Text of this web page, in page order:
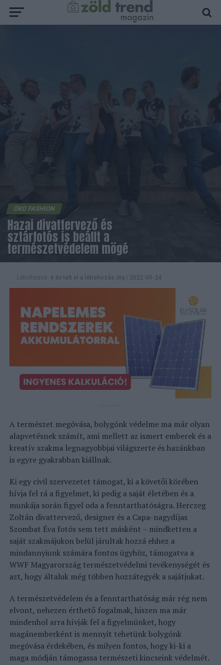
ÖKO FASHION
Hazai divattervező és
sztárfotós is beállt a
természetvédelem mögé
Létrehozva: 4 év telt el a létrehozás óta 2022-05-24
A természet megóvása, bolygónk védelme ma már olyan
alapvetésnek számít, ami mellett az ismert emberek és a
kreatív szakma legnagyobbjai világszerte és hazánkban
is egyre gyakrabban kiállnak.
Ki egy civil szervezetet támogat, ki a követői körében
hívja fel rá a figyelmet, ki pedig a saját életében és a
munkája során figyel oda a fenntarthatóságra. Herczeg
Zoltán divattervező, designer és a Capa-nagydíjas
Szombat Éva fotós sem tett másként – mindketten a
saját szakmájukon belül járultak hozzá ehhez a
mindannyiunk számára fontos ügyhöz, támogatva a
WWF Magyarország természetvédelmi tevékenységét és
azt, hogy általuk még többen hozzátegyék a sajátjukat.
A természetvédelem és a fenntarthatóság már rég nem
elvont, nehezen érthető fogalmak, hiszen ma már
mindenhol arra hívják fel a figyelmünket, hogy
magánemberként is mennyit tehetünk bolygónk
megóvása érdekében, és milyen fontos, hogy ki-ki a
maga módján támogassa természeti kincseink védelmét.